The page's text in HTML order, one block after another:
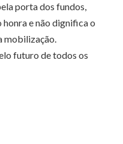
porta dos fundos,
e não dignifica o
mobilização.
futuro de todos os